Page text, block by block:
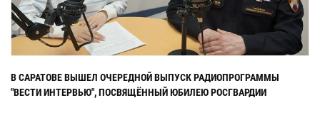
В САРАТОВЕ ВЫШЕЛ ОЧЕРЕДНОЙ ВЫПУСК РАДИОПРОГРАММЫ
"ВЕСТИ ИНТЕРВЬЮ", ПОСВЯЩЁННЫЙ ЮБИЛЕЮ РОСГВАРДИИ